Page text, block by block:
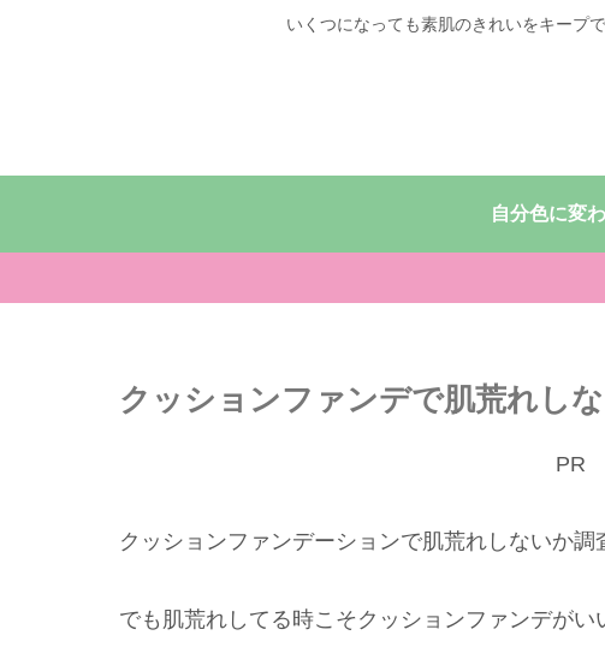
いくつになっても素肌のきれいをキープ
クッションファンデで肌荒れし
PR
クッションファンデーションで肌荒れしないか調
でも 肌荒れしてる時こそクッションファンデがい